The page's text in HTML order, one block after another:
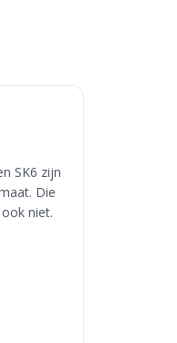
SK6 zijn
Die
niet.